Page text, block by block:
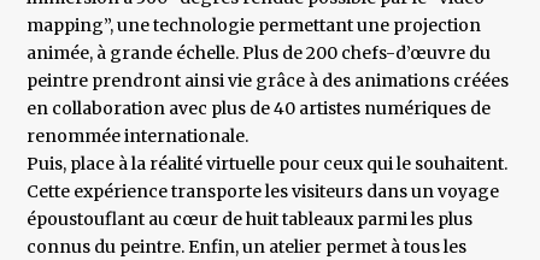
mapping”, une technologie permettant une projection
animée, à grande échelle. Plus de 200 chefs-d’œuvre du
peintre prendront ainsi vie grâce à des animations créées
en collaboration avec plus de 40 artistes numériques de
renommée internationale.
Puis, place à la réalité virtuelle pour ceux qui le souhaitent.
Cette expérience transporte les visiteurs dans un voyage
époustouflant au cœur de huit tableaux parmi les plus
connus du peintre. Enfin, un atelier permet à tous les